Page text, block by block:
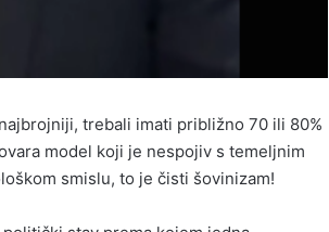
trebali imati približno 70 ili 80%
model koji je nespojiv s temeljnim
smislu, to je čisti šovinizam!